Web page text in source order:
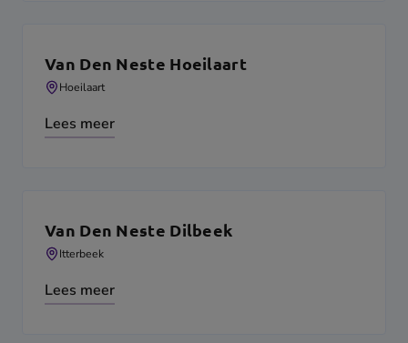
Van Den Neste Hoeilaart
Hoeilaart
Lees meer
Van Den Neste Dilbeek
Itterbeek
Lees meer